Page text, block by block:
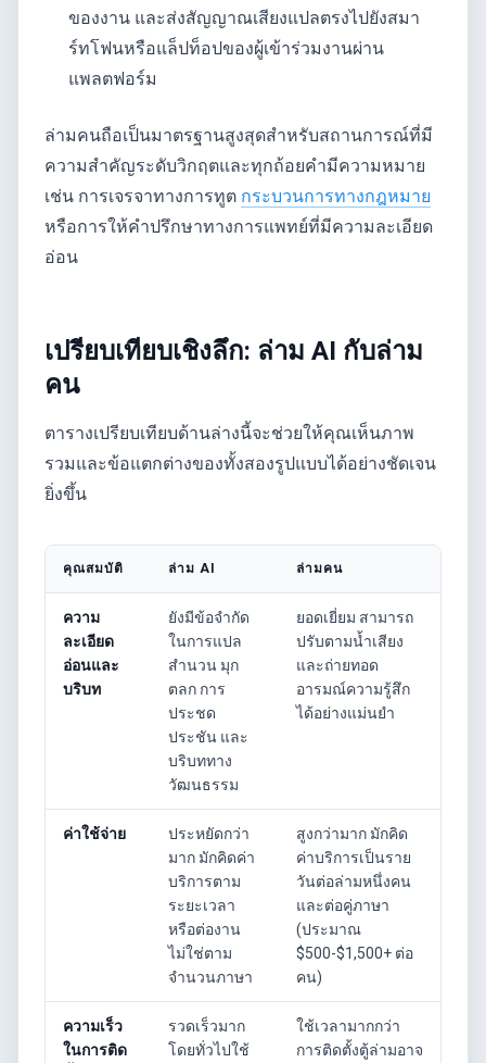
ของงาน และส่งสัญญาณเสียงแปลตรงไปยังสมา
ร์ทโฟนหรือแล็ปท็อปของผู้เข้าร่วมงานผ่าน
แพลตฟอร์ม
ล่ามคนถือเป็นมาตรฐานสูงสุดสำหรับสถานการณ์ที่มี
ความสำคัญระดับวิกฤตและทุกถ้อยคำมีความหมาย
เช่น การเจรจาทางการทูต กระบวนการทางกฎหมาย
หรือการให้คำปรึกษาทางการแพทย์ที่มีความละเอียด
อ่อน
เปรียบเทียบเชิงลึก: ล่าม AI กับล่าม
คน
ตารางเปรียบเทียบด้านล่างนี้จะช่วยให้คุณเห็นภาพ
รวมและข้อแตกต่างของทั้งสองรูปแบบได้อย่างชัดเจน
ยิ่งขึ้น
คุณสมบัติ ล่าม AI ล่ามคน
ความ
ละเอียด
อ่อนและ
บริบท
ยังมีข้อจำกัด
ในการแปล
สำนวน มุก
ตลก การ
ประชด
ประชัน และ
บริบททาง
วัฒนธรรม
ยอดเยี่ยม สามารถ
ปรับตามน้ำเสียง
และถ่ายทอด
อารมณ์ความรู้สึก
ได้อย่างแม่นยำ
ค่าใช้จ่าย
ประหยัดกว่า
มาก มักคิดค่า
บริการตาม
ระยะเวลา
หรือต่องาน
ไม่ใช่ตาม
จำนวนภาษา
สูงกว่ามาก มักคิด
ค่าบริการเป็นราย
วันต่อล่ามหนึ่งคน
และต่อคู่ภาษา
(ประมาณ
$500-$1,500+ ต่อ
คน)
ความเร็ว
ในการติด
รวดเร็วมาก
โดยทั่วไปใช้
ใช้เวลามากกว่า
การติดตั้งตู้ล่ามอาจ